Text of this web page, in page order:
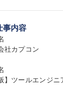
事内容
社カプコン
】ツールエンジ